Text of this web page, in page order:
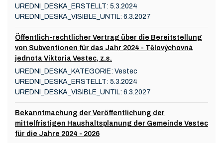
UREDNI_DESKA_ERSTELLT: 5.3.2024
UREDNI_DESKA_VISIBLE_UNTIL: 6.3.2027
Öffentlich-rechtlicher Vertrag über die Bereitstellung
von Subventionen für das Jahr 2024 - Tělovýchovná
jednota Viktoria Vestec, z.s.
UREDNI_DESKA_KATEGORIE: Vestec
UREDNI_DESKA_ERSTELLT: 5.3.2024
UREDNI_DESKA_VISIBLE_UNTIL: 6.3.2027
Bekanntmachung der Veröffentlichung der
mittelfristigen Haushaltsplanung der Gemeinde Vestec
für die Jahre 2024 - 2026